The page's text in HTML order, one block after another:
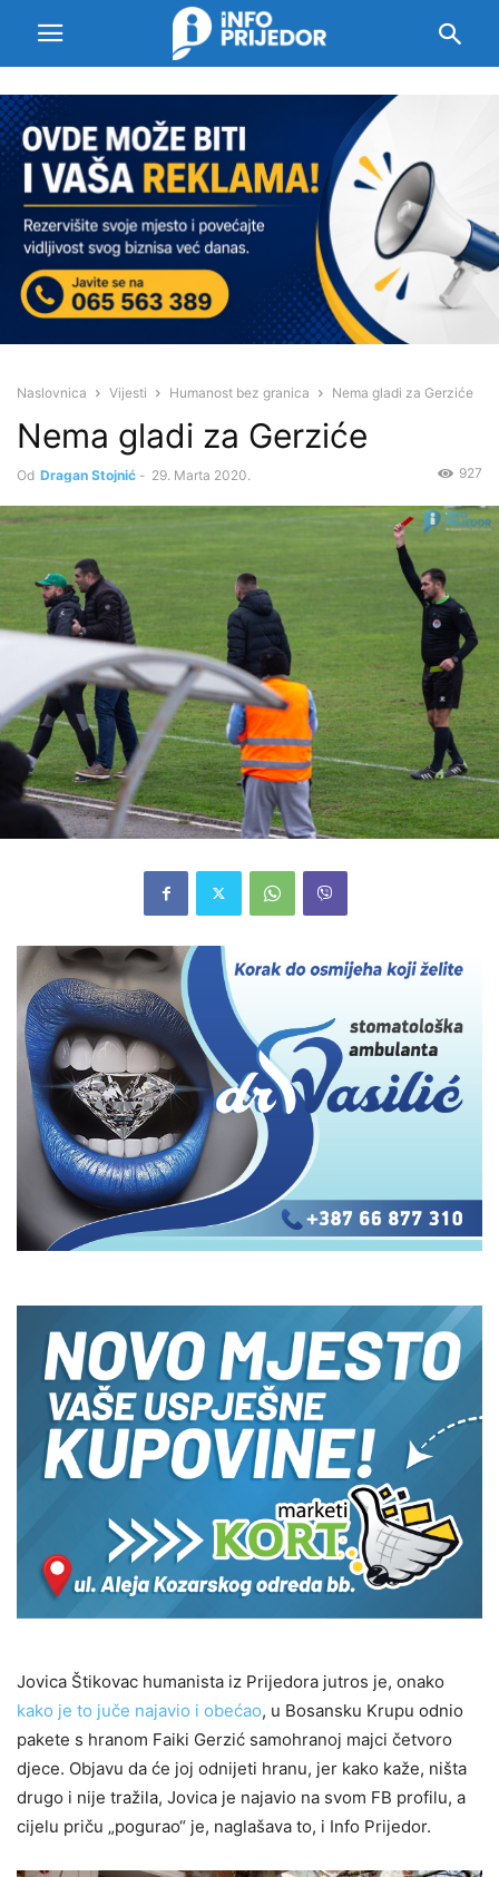
Naslovnica Vijesti Humanost bez granica Nema gladi za Gerziće
Nema gladi za Gerziće
Od Dragan Stojnić - 29. Marta 2020. 927
Jovica Štikovac humanista iz Prijedora jutros je, onako
kako je to juče najavio i obećao, u Bosansku Krupu odnio
pakete s hranom Faiki Gerzić samohranoj majci četvoro
djece. Objavu da će joj odnijeti hranu, jer kako kaže, ništa
drugo i nije tražila, Jovica je najavio na svom FB profilu, a
cijelu priču „pogurao“ je, naglašava to, i Info Prijedor.